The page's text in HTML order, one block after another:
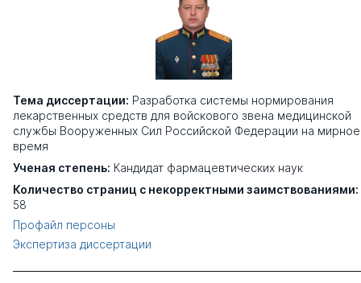
Тема диссертации: Разработка системы нормирования
лекарственных средств для войскового звена медицинской
службы Вооруженных Сил Российской Федерации на мирное
время
Ученая степень: Кандидат фармацевтических наук
Количество страниц с некорректными заимствованиями:
58
Профайл персоны
Экспертиза диссертации